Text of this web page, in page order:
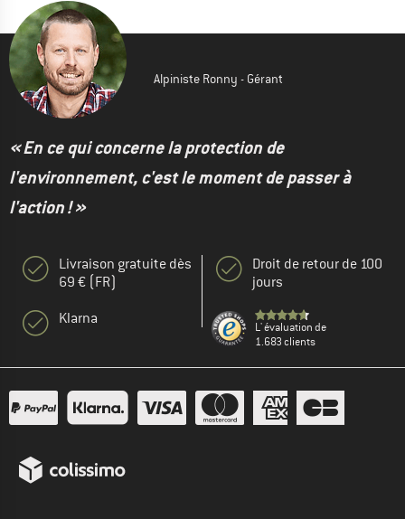
Alpiniste Ronny - Gérant
« En ce qui concerne la protection de
l'environnement, c'est le moment de passer à
l'action ! »
Livraison gratuite dès
69 € (FR)
Klarna
Droit de retour de 100
jours
L' évaluation de
1.683 clients